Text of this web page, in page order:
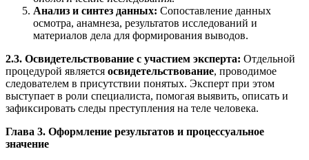
Анализ и синтез данных: Сопоставление данных
осмотра, анамнеза, результатов исследований и
материалов дела для формирования выводов.
2.3. Освидетельствование с участием эксперта: Отдельной
процедурой является освидетельствование, проводимое
следователем в присутствии понятых. Эксперт при этом
выступает в роли специалиста, помогая выявить, описать и
зафиксировать следы преступления на теле человека.
Глава 3. Оформление результатов и процессуальное
значение